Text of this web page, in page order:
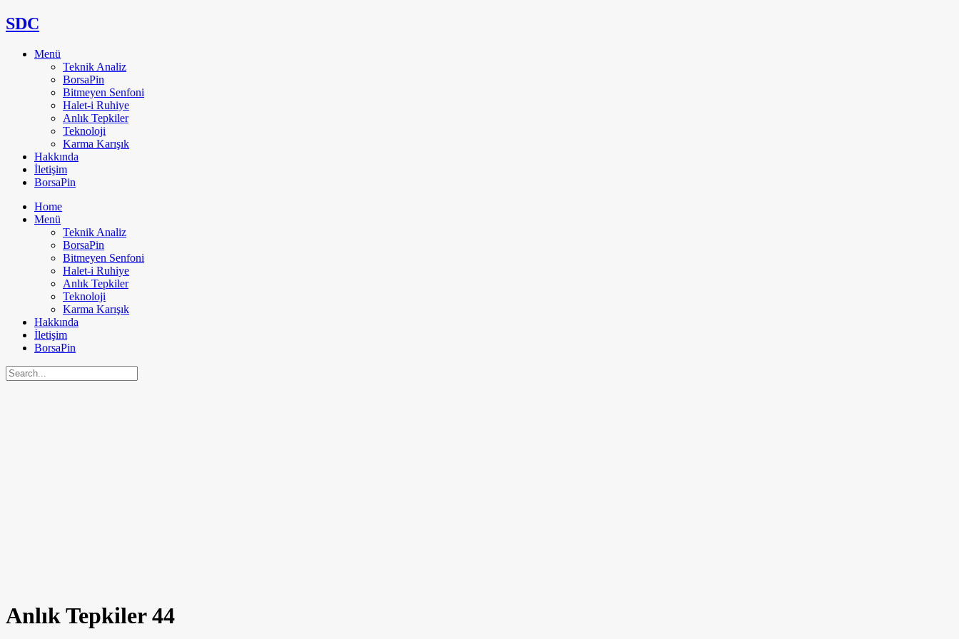
SDC
Menü
Teknik Analiz
BorsaPin
Bitmeyen Senfoni
Halet-i Ruhiye
Anlık Tepkiler
Teknoloji
Karma Karışık
Hakkında
İletişim
BorsaPin
Home
Menü
Teknik Analiz
BorsaPin
Bitmeyen Senfoni
Halet-i Ruhiye
Anlık Tepkiler
Teknoloji
Karma Karışık
Hakkında
İletişim
BorsaPin
Anlık Tepkiler44